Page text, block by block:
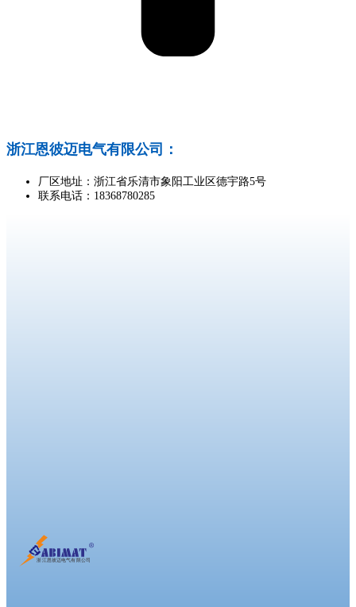
浙江恩彼迈电气有限公司：
厂区地址：浙江省乐清市象阳工业区德宇路5号
联系电话：18368780285